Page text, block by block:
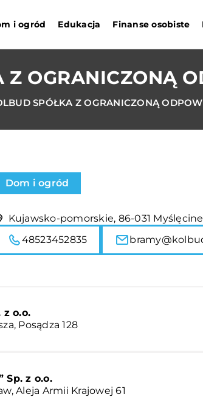
i ogród Edukacja Finanse osobiste
Z OGRANICZONĄ
SPÓŁKA Z OGRANICZONĄ
Dom i ogród
Kujawsko-pomorskie, 86-031
48523452835
z o.o.
Posądza 128
Sp. z o.o.
Aleja Armii Krajowej 61